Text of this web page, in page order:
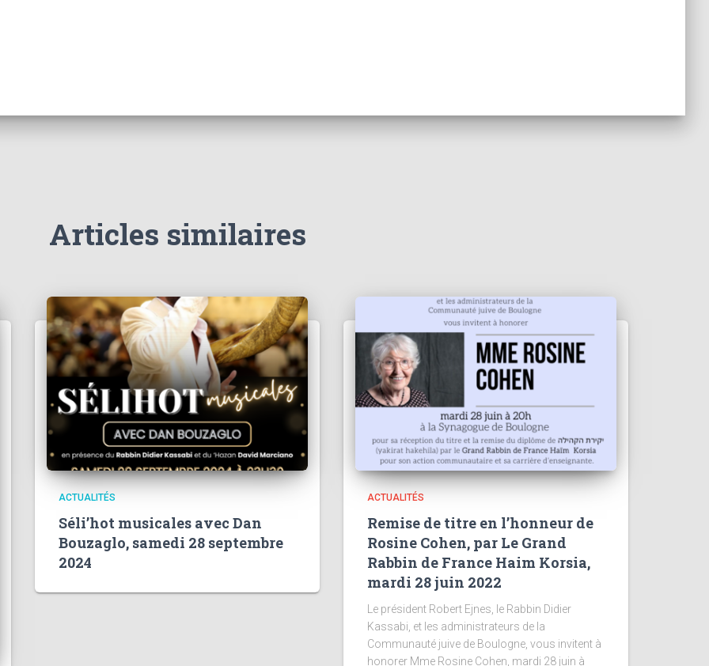
Articles similaires
ACTUALITÉS
Séli’hot musicales avec Dan
Bouzaglo, samedi 28 septembre
2024
ACTUALITÉS
Remise de titre en l’honneur de
Rosine Cohen, par Le Grand
Rabbin de France Haim Korsia,
mardi 28 juin 2022
Le président Robert Ejnes, le Rabbin Didier
Kassabi, et les administrateurs de la
Communauté juive de Boulogne, vous invitent à
honorer Mme Rosine Cohen, mardi 28 juin à